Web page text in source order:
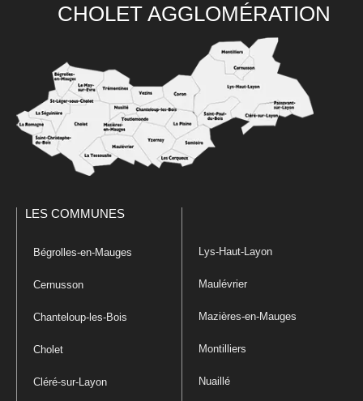
CHOLET AGGLOMÉRATION
LES COMMUNES
Bégrolles-en-Mauges
Cernusson
Chanteloup-les-Bois
Cholet
Cléré-sur-Layon
Lys-Haut-Layon
Maulévrier
Mazières-en-Mauges
Montilliers
Nuaillé